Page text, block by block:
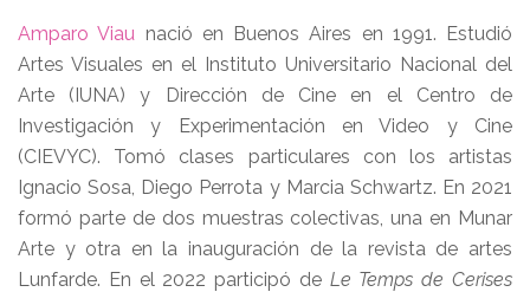
Amparo Viau nació en Buenos Aires en 1991. Estudió
Artes Visuales en el Instituto Universitario Nacional del
Arte (IUNA) y Dirección de Cine en el Centro de
Investigación y Experimentación en Video y Cine
(CIEVYC). Tomó clases particulares con los artistas
Ignacio Sosa, Diego Perrota y Marcia Schwartz. En 2021
formó parte de dos muestras colectivas, una en Munar
Arte y otra en la inauguración de la revista de artes
Lunfarde. En el 2022 participó de Le Temps de Cerises